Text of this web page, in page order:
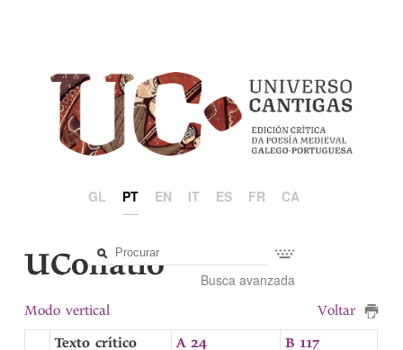
GL PT EN IT ES FR CA
Busca avanzada
UCollatio
Modo vertical
Voltar
Texto crítico
A 24
B 117